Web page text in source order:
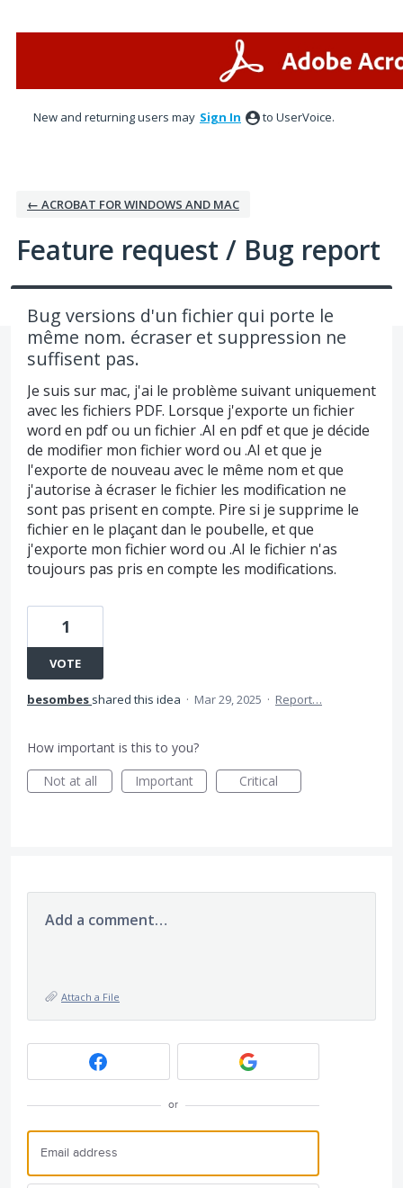
New and returning users may Sign In to UserVoice.
← ACROBAT FOR WINDOWS AND MAC
Feature request / Bug report
Bug versions d'un fichier qui porte le
même nom. écraser et suppression ne
suffisent pas.
Je suis sur mac, j'ai le problème suivant uniquement
avec les fichiers PDF. Lorsque j'exporte un fichier
word en pdf ou un fichier .AI en pdf et que je décide
de modifier mon fichier word ou .AI et que je
l'exporte de nouveau avec le même nom et que
j'autorise à écraser le fichier les modification ne
sont pas prisent en compte. Pire si je supprime le
fichier en le plaçant dan le poubelle, et que
j'exporte mon fichier word ou .AI le fichier n'as
toujours pas pris en compte les modifications.
1
VOTE
besombes shared this idea · Mar 29, 2025 · Report…
How important is this to you?
Not at all
Important Critical
Add a comment…
Attach a File
or